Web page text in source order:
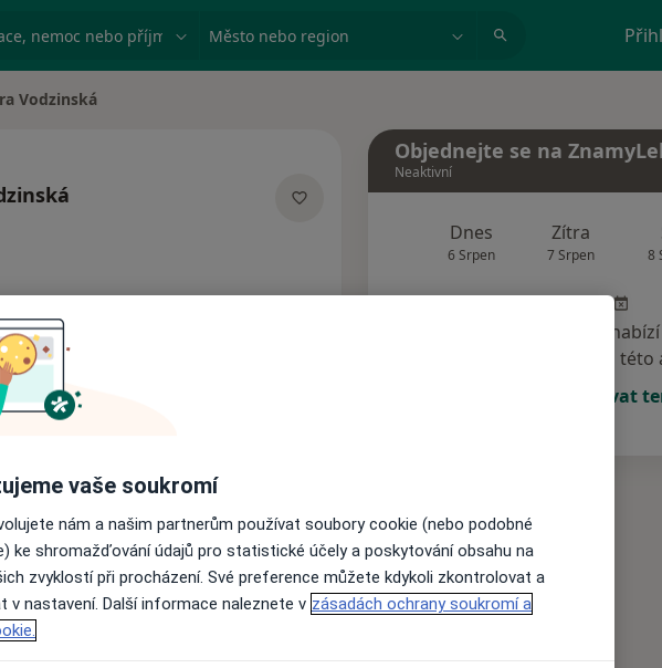
nemoc nebo příjmení Město nebo region
Vodzinská
nejsou k dispozici
informace o svých službách.
Objednejte se na
Neaktivní
Dnes
6 Srpen
Zítra
7 Srpen 8
Tento specialista
termínu na této
Rezervovat
vaše soukromí
nám a našim partnerům používat soubory cookie (nebo podobné
ke shromažďování údajů pro statistické účely a poskytování obsahu na
zvyklostí při procházení. Své preference můžete kdykoli zkontrolovat a
v nastavení. Další informace naleznete v zásadách ochrany soukromí a